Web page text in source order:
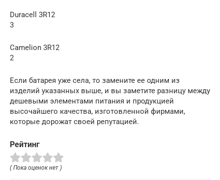
Duracell 3R12
3
Camelion 3R12
2
Если батарея уже села, то замените ее одним из
изделий указанных выше, и вы заметите разницу между
дешевыми элементами питания и продукцией
высочайшего качества, изготовленной фирмами,
которые дорожат своей репутацией.
Рейтинг
( Пока оценок нет )